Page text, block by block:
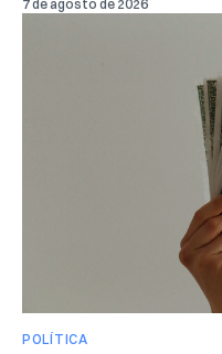
7 de agosto de 2026
POLÍTICA